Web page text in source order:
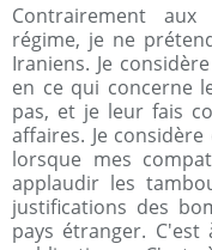
Contrairement
régime, je ne
Iraniens. Je
en ce qui concerne
pas, et je leur fais
affaires. Je
lorsque mes
applaudir les
justifications des
pays étranger.